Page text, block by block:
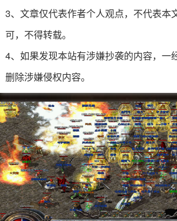
3、文章仅代表作者个人观点，不代表本
可，不得转载。
4、如果发现本站有涉嫌抄袭的内容，一
删除涉嫌侵权内容。